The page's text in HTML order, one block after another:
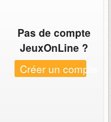
Pas de compte
JeuxOnLine ?
Créer un compte